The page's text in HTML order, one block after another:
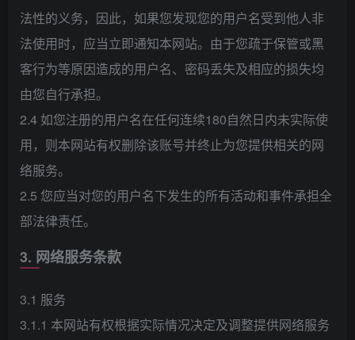
法性的义务，因此，如果您发现您的用户名受到他人非
法使用时，应当立即通知本网站。由于您疏于保管或黑
客行为等原因造成的用户名、密码丢失及相应的损失均
由您自行承担。
2.4 如您注册的用户名在任何连续180自然日内未实际使
用，则本网站有权删除该账号并终止为您提供相关的网
络服务。
2.5 您应当对您的用户名下发生的所有活动和事件承担全
部法律责任。
3. 网络服务条款
3.1 服务
3.1.1 本网站有权根据实际情况决定及调整提供网络服务